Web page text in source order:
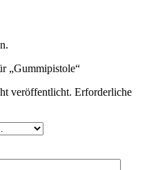
„Gummipistole“
veröffentlicht. Erforderliche